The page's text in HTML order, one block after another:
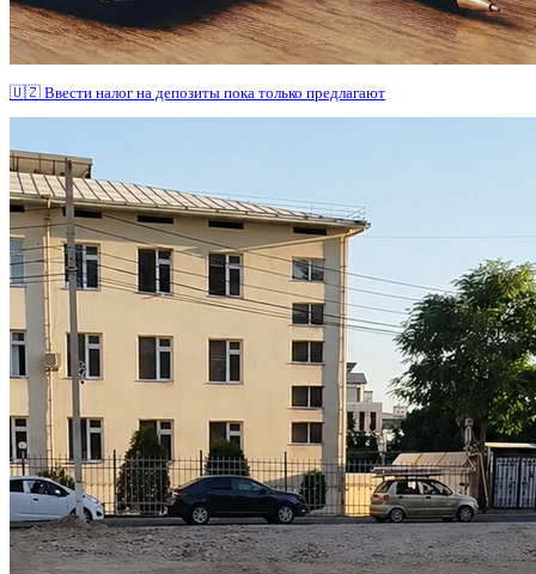
🇺🇿 Ввести налог на депозиты пока только предлагают